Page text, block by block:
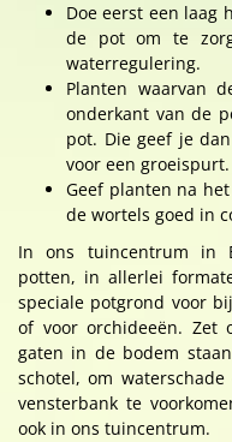
Doe eerst een laag
de pot om te
waterregulering.
Planten waarvan
onderkant van de
pot. Die geef je
voor een groeispurt.
Geef planten na
de wortels goed in
In ons tuincentrum in
potten, in allerlei
speciale potgrond voor
of voor orchideeën.
gaten in de bodem
schotel, om
vensterbank te
ook in ons tuincentrum.